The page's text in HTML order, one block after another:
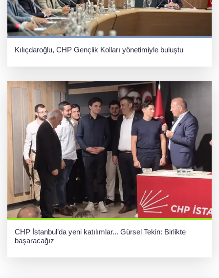
Kılıçdaroğlu, CHP Gençlik Kolları yönetimiyle buluştu
CHP İstanbul’da yeni katılımlar... Gürsel Tekin: Birlikte
başaracağız